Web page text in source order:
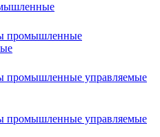
промышленные
промышленные управляемые
промышленные управляемые